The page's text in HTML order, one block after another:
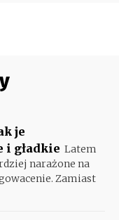
je
i gładkie Latem
narażone na
Zamiast